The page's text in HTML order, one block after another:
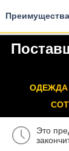
Преимущества
ОДЕЖДА
Это